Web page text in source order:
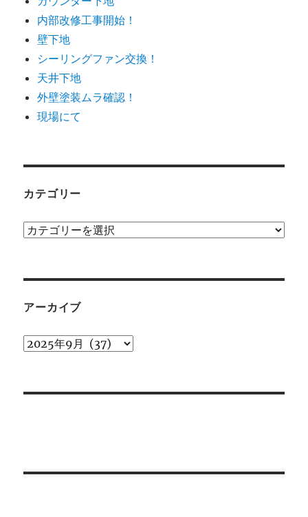
内部改修工事開始！
壁下地
シーリングファン交換！
天井下地
外壁塗装ムラ確認！
現場にて
カテゴリー
カ
ー
アーカイブ
ア